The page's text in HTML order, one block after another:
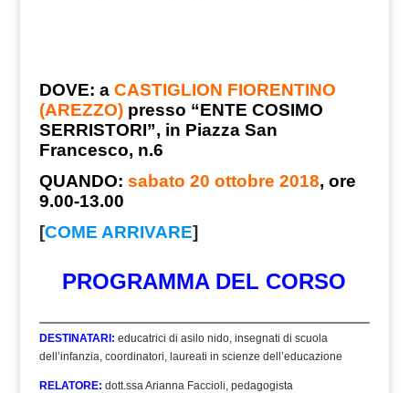
DOVE: a CASTIGLION FIORENTINO
(AREZZO)presso “ENTE COSIMO
SERRISTORI”, in Piazza San
Francesco, n.6
QUANDO: sabato 20 ottobre 2018, ore
9.00-13.00
[COME ARRIVARE]
PROGRAMMA DEL CORSO
DESTINATARI: educatrici di asilo nido, insegnati di scuola
dell’infanzia, coordinatori, laureati in scienze dell’educazione
RELATORE: dott.ssa Arianna Faccioli, pedagogista